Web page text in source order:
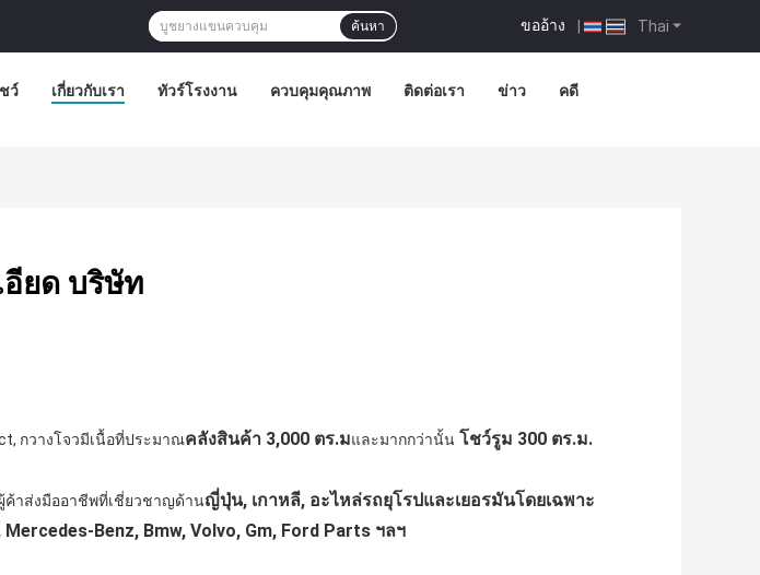
Thai
ขออ้าง |
ค้นหา
ว์ เกี่ยวกับเรา ทัวร์โรงงาน ควบคุมคุณภาพ ติดต่อเรา ข่าว คดี
อียด บริษัท
กวางโจวมีเนื้อที่ประมาณคลังสินค้า 3,000 ตร.มและมากกว่านั้น โชว์รูม 300 ตร.ม.
ค้าส่งมืออาชีพที่เชี่ยวชาญด้านญี่ปุ่น, เกาหลี, อะไหล่รถยุโรปและเยอรมันโดยเฉพาะ
Benz, Bmw, Volvo, Gm, Ford Parts ฯลฯ